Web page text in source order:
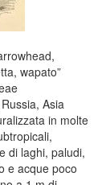
wapato”
Asia
in molte
di laghi, paludi,
e acque poco